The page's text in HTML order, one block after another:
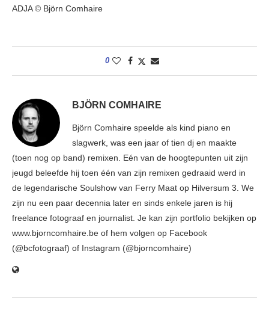
ADJA © Björn Comhaire
0
BJÖRN COMHAIRE
Björn Comhaire speelde als kind piano en
slagwerk, was een jaar of tien dj en maakte
(toen nog op band) remixen. Eén van de hoogtepunten uit zijn
jeugd beleefde hij toen één van zijn remixen gedraaid werd in
de legendarische Soulshow van Ferry Maat op Hilversum 3. We
zijn nu een paar decennia later en sinds enkele jaren is hij
freelance fotograaf en journalist. Je kan zijn portfolio bekijken op
www.bjorncomhaire.be of hem volgen op Facebook
(@bcfotograaf) of Instagram (@bjorncomhaire)